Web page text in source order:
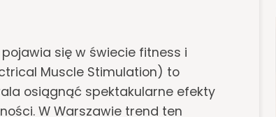
się w świecie fitness i
Muscle Stimulation) to
osiągnąć spektakularne efekty
W Warszawie trend ten